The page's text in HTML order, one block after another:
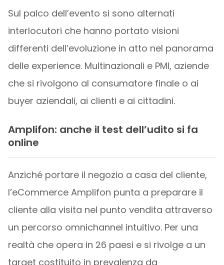
Sul palco dell’evento si sono alternati
interlocutori che hanno portato visioni
differenti dell’evoluzione in atto nel panorama
delle experience. Multinazionali e PMI, aziende
che si rivolgono al consumatore finale o ai
buyer aziendali, ai clienti e ai cittadini.
Amplifon: anche il test dell’udito si fa
online
Anziché portare il negozio a casa del cliente,
l’eCommerce Amplifon punta a preparare il
cliente alla visita nel punto vendita attraverso
un percorso omnichannel intuitivo. Per una
realtà che opera in 26 paesi e si rivolge a un
target costituito in prevalenza da